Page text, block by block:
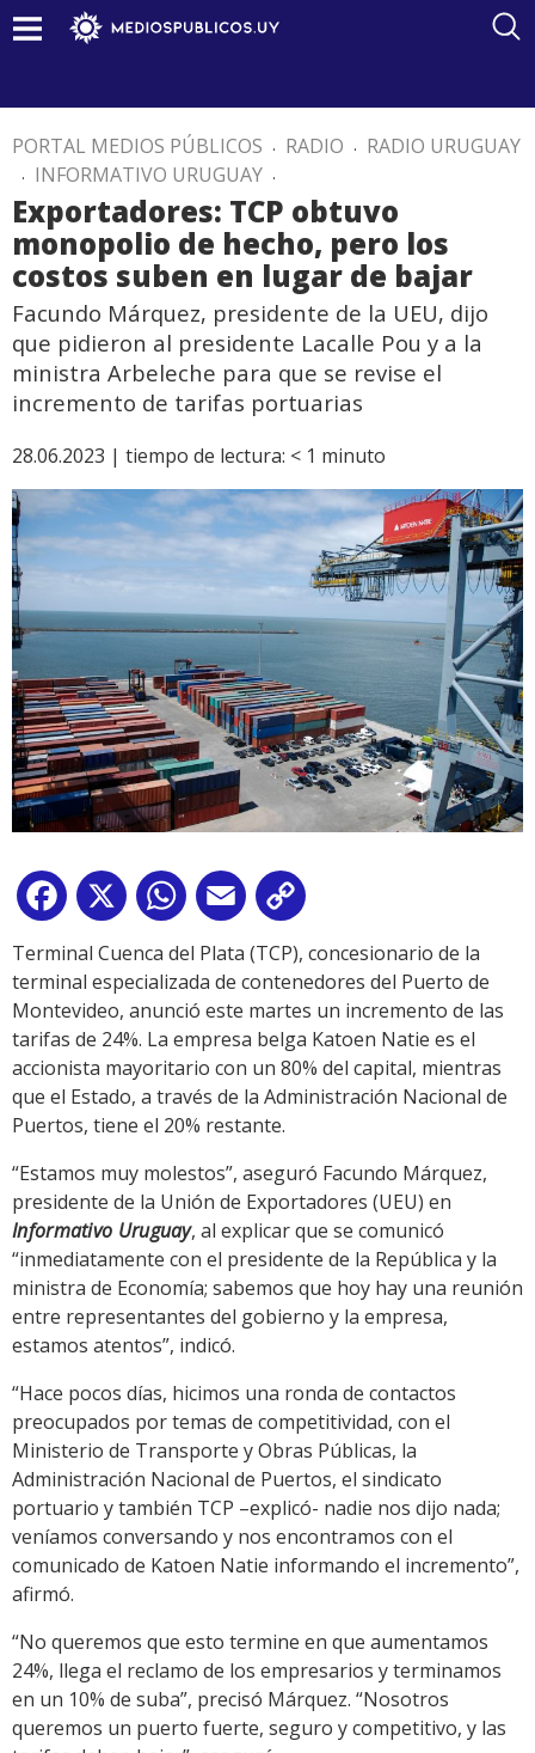
PORTAL MEDIOS PÚBLICOS . RADIO . RADIO URUGUAY
. INFORMATIVO URUGUAY .
Exportadores: TCP obtuvo
monopolio de hecho, pero los
costos suben en lugar de bajar
Facundo Márquez, presidente de la UEU, dijo
que pidieron al presidente Lacalle Pou y a la
ministra Arbeleche para que se revise el
incremento de tarifas portuarias
28.06.2023 | tiempo de lectura: < 1 minuto
Facebook
X WhatsApp
Email
Link
Terminal Cuenca del Plata (TCP), concesionario de la
terminal especializada de contenedores del Puerto de
Montevideo, anunció este martes un incremento de las
tarifas de 24%. La empresa belga Katoen Natie es el
accionista mayoritario con un 80% del capital, mientras
que el Estado, a través de la Administración Nacional de
Puertos, tiene el 20% restante.
“Estamos muy molestos”, aseguró Facundo Márquez,
presidente de la Unión de Exportadores (UEU) en
Informativo Uruguay, al explicar que se comunicó
“inmediatamente con el presidente de la República y la
ministra de Economía; sabemos que hoy hay una reunión
entre representantes del gobierno y la empresa,
estamos atentos”, indicó.
“Hace pocos días, hicimos una ronda de contactos
preocupados por temas de competitividad, con el
Ministerio de Transporte y Obras Públicas, la
Administración Nacional de Puertos, el sindicato
portuario y también TCP –explicó- nadie nos dijo nada;
veníamos conversando y nos encontramos con el
comunicado de Katoen Natie informando el incremento”,
afirmó.
“No queremos que esto termine en que aumentamos
24%, llega el reclamo de los empresarios y terminamos
en un 10% de suba”, precisó Márquez. “Nosotros
queremos un puerto fuerte, seguro y competitivo, y las